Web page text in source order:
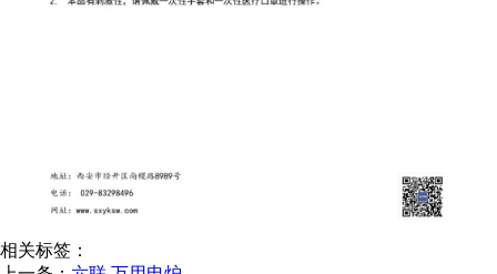
相关标签：